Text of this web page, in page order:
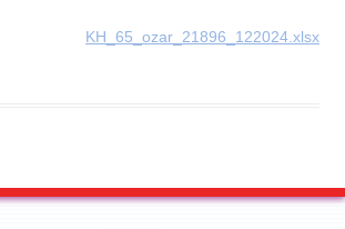
KH_65_ozar_21896_122024.xlsx